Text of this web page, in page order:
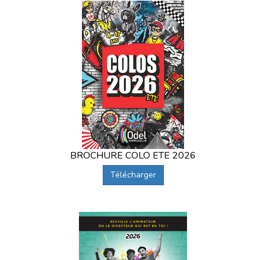
BROCHURE COLO ETE 2026
Télécharger